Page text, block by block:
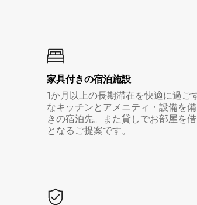
家具付き⁠の宿⁠泊⁠施⁠設
1か月以上の長期滞在を快適に過ご
なキッチンとアメニティ・設備を
きの宿泊先。また貸しでお部屋を
となるご提案です。